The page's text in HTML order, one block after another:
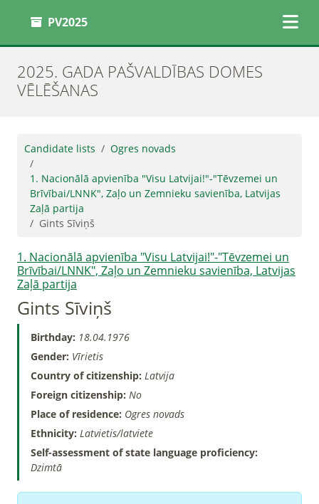
PV2025
2025. GADA PAŠVALDĪBAS DOMES
VĒLĒŠANAS
Candidate lists Ogres novads
1. Nacionālā apvienība "Visu Latvijai!"-"Tēvzemei un
Brīvībai/LNNK", Zaļo un Zemnieku savienība, Latvijas
Zaļā partija
Gints Sīviņš
1. Nacionālā apvienība "Visu Latvijai!"-"Tēvzemei un
Brīvībai/LNNK", Zaļo un Zemnieku savienība, Latvijas
Zaļā partija
Gints Sīviņš
Birthday: 18.04.1976
Gender: Vīrietis
Country of citizenship: Latvija
Foreign citizenship: No
Place of residence: Ogres novads
Ethnicity: Latvietis/latviete
Self-assessment of state language proficiency:
Dzimtā